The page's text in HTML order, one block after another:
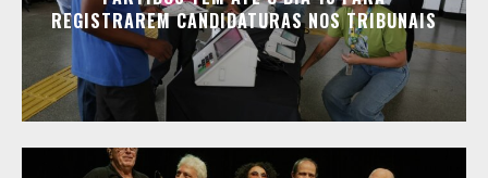
REGISTRAREM CANDIDATURAS NOS TRIBUNAIS